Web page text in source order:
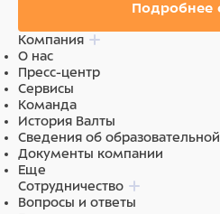
Подробнее
Компания
О нас
Пресс-центр
Сервисы
Команда
История Валты
Сведения об
Документы компании
Еще
Сотрудничество
Вопросы и ответы